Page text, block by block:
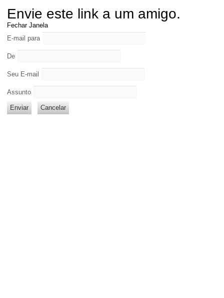
Envie este link a um amigo.
Fechar Janela
E-mail para
De
Seu E-mail
Assunto
Enviar Cancelar